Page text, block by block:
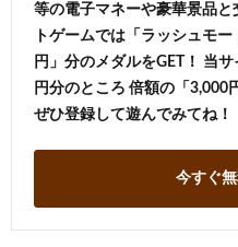
等の電子マネーや豪華景品
トゲームでは「ラッシュモ
円」分のメダルをGET！ 当
円分のところ 倍額の「3,000
ぜひ登録して遊んでみてね！
今すぐ